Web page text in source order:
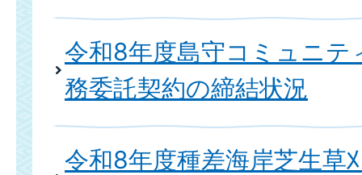
令和8年度島守コミュニテ
務委託契約の締結状況
令和8年度種差海岸芝生草